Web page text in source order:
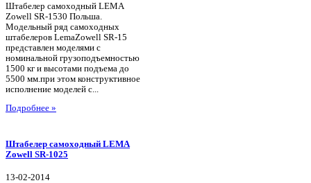
Штабелер самоходный LEMA
Zowell SR-1530 Польша.
Модельный ряд самоходных
штабелеров LemaZowell SR-15
представлен моделями с
номинальной грузоподъемностью
1500 кг и высотами подъема до
5500 мм.при этом конструктивное
исполнение моделей с...
Подробнее »
Штабелер самоходный LEMA
Zowell SR-1025
13-02-2014